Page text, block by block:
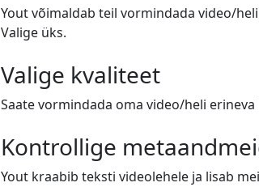
Yout võimaldab teil vormindada video/
Valige üks.
Valige kvaliteet
Saate vormindada oma video/heli
Kontrollige
Yout kraabib teksti videolehele ja lisab